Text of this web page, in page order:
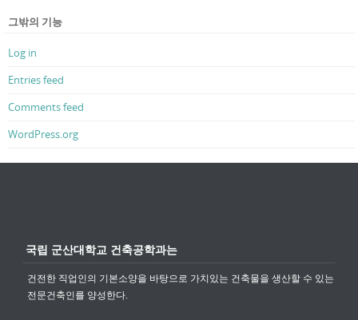
그밖의 기능
Log in
Entries feed
Comments feed
WordPress.org
국립 군산대학교 건축공학과는
건전한 직업인의 기본소양을 바탕으로 가치있는 건축물을 생산할 수 있는
전문건축인를 양성한다.